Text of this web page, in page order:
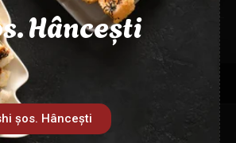
Hâncești
șos. Hâncești